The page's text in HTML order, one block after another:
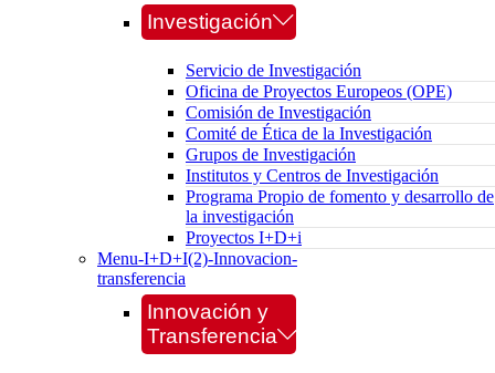
Investigación
Servicio de Investigación
Oficina de Proyectos Europeos (OPE)
Comisión de Investigación
Comité de Ética de la Investigación
Grupos de Investigación
Institutos y Centros de Investigación
Programa Propio de fomento y desarrollo de
la investigación
Proyectos I+D+i
Menu-I+D+I(2)-Innovacion-
transferencia
Innovación y
Transferencia